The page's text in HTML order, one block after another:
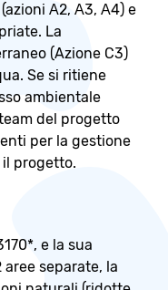
Α2, Α3, Α4) e
La
(Azione C3)
Se si ritiene
ambientale
del progetto
per la gestione
progetto.
e la sua
separate, la